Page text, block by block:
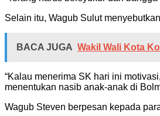
Selain itu, Wagub Sulut
BACA JUGA Wakil Wali Kota
“Kalau menerima SK hari ini
menentukan nasib anak-anak di
Wagub Steven berpesan kepada